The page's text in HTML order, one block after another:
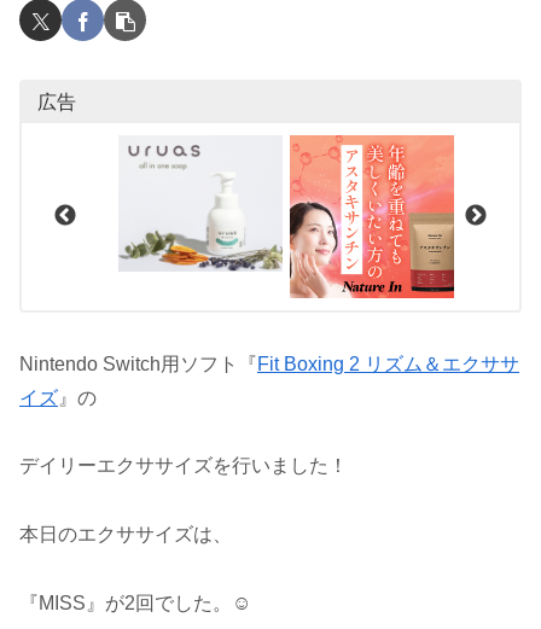
広告
Nintendo Switch用ソフト『Fit Boxing 2 リズム＆エクササ
イズ 』の
デイリーエクササイズを行いました！
本日のエクササイズは、
『MISS』が2回でした。☺️